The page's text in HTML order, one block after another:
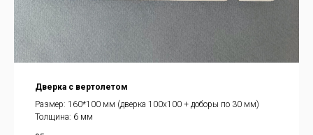
Дверка с вертолетом
Размер: 160*100 мм (дверка 100х100 + доборы по 30 мм)
Толщина: 6 мм